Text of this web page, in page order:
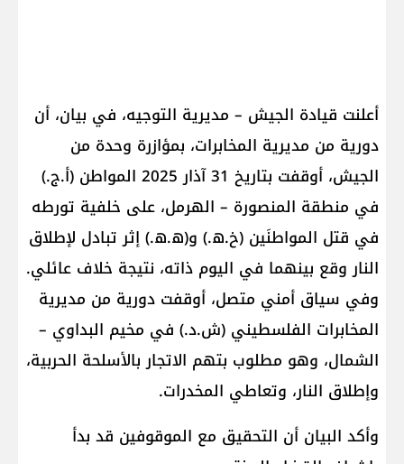
أعلنت قيادة الجيش – مديرية التوجيه، في بيان، أن
دورية من مديرية المخابرات، بمؤازرة وحدة من
الجيش، أوقفت بتاريخ 31 آذار 2025 المواطن (أ.ج.)
في منطقة المنصورة – الهرمل، على خلفية تورطه
في قتل المواطنَين (خ.ه.) و(ه.ه.) إثر تبادل لإطلاق
النار وقع بينهما في اليوم ذاته، نتيجة خلاف عائلي.
وفي سياق أمني متصل، أوقفت دورية من مديرية
المخابرات الفلسطيني (ش.د.) في مخيم البداوي –
الشمال، وهو مطلوب بتهم الاتجار بالأسلحة الحربية،
وإطلاق النار، وتعاطي المخدرات.
وأكد البيان أن التحقيق مع الموقوفين قد بدأ